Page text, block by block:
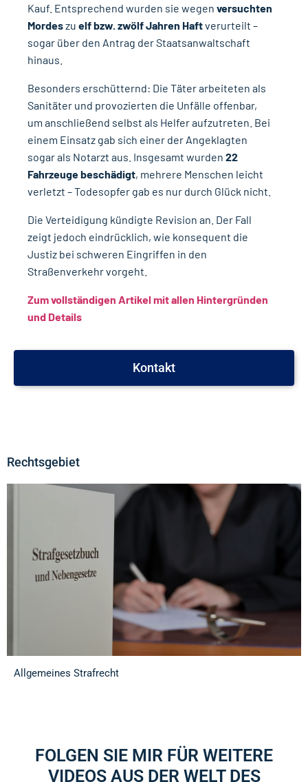
Kauf. Entsprechend wurden sie wegen versuchten
Mordeszu elf bzw. zwölf Jahren Haftverurteilt –
sogar über den Antrag der Staatsanwaltschaft
hinaus.
Besonders erschütternd: Die Täter arbeiteten als
Sanitäter und provozierten die Unfälle offenbar,
um anschließend selbst als Helfer aufzutreten. Bei
einem Einsatz gab sich einer der Angeklagten
sogar als Notarzt aus. Insgesamt wurden 22
Fahrzeuge beschädigt, mehrere Menschen leicht
verletzt – Todesopfer gab es nur durch Glück nicht.
Die Verteidigung kündigte Revision an. Der Fall
zeigt jedoch eindrücklich, wie konsequent die
Justiz bei schweren Eingriffen in den
Straßenverkehr vorgeht.
Zum vollständigen Artikel mit allen Hintergründen
und Details
Kontakt
Rechtsgebiet
Allgemeines Strafrecht
FOLGEN SIE MIR FÜR WEITERE
VIDEOS AUS DER WELT DES